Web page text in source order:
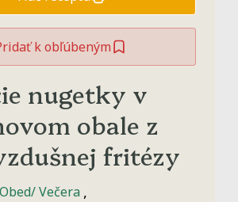
k obľúbeným
nugetky v
obale z
fritézy
Obed/ Večera ,